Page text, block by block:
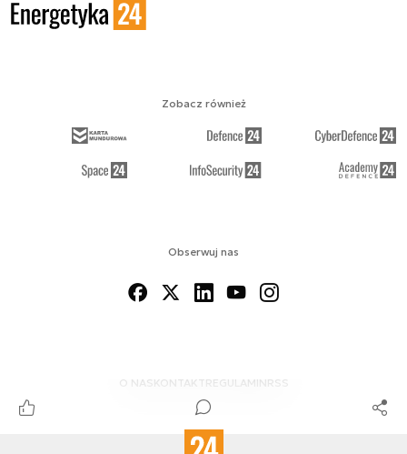
Obserwuj nas
O NAS KONTAKTREGULAMINRSS
Zobacz również